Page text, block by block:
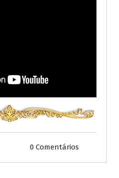
0 Comentários